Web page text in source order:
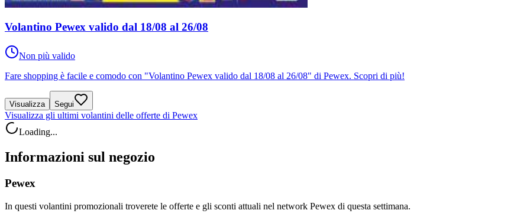
Volantino Pewex valido dal 18/08 al 26/08
Non più valido
Fare shopping è facile e comodo con "Volantino Pewex valido dal 18/08 al 26/08" di Pewex. Scopri di più!
Visualizza Segui
Visualizza gli ultimi volantini delle offerte di Pewex
Loading...
Informazioni sul negozio
Pewex
In questi volantini promozionali troverete le offerte e gli sconti attuali nel network Pewex di questa settimana.